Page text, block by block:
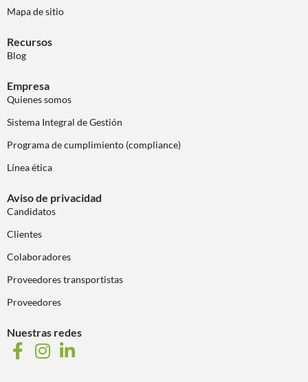
Mapa de sitio
Recursos
Blog
Empresa
Quienes somos
Sistema Integral de Gestión
Programa de cumplimiento (compliance)
Línea ética
Aviso de privacidad
Candidatos
Clientes
Colaboradores
Proveedores transportistas
Proveedores
Nuestras redes